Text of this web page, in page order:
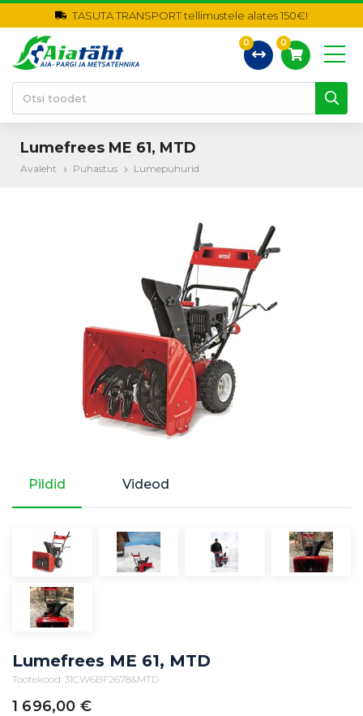
TASUTA TRANSPORT tellimustele alates 150€!
0 0
Lumefrees ME 61, MTD
Avaleht Puhastus Lumepuhurid
Pildid Videod
Lumefrees ME 61, MTD
Tootekood: 31CW6BF2678&MTD
1 696,00 €